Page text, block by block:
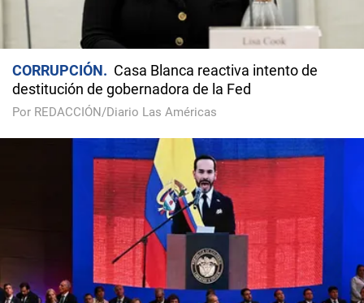
CORRUPCIÓN
Casa Blanca reactiva intento de
destitución de gobernadora de la Fed
Por REDACCIÓN/Diario Las Américas